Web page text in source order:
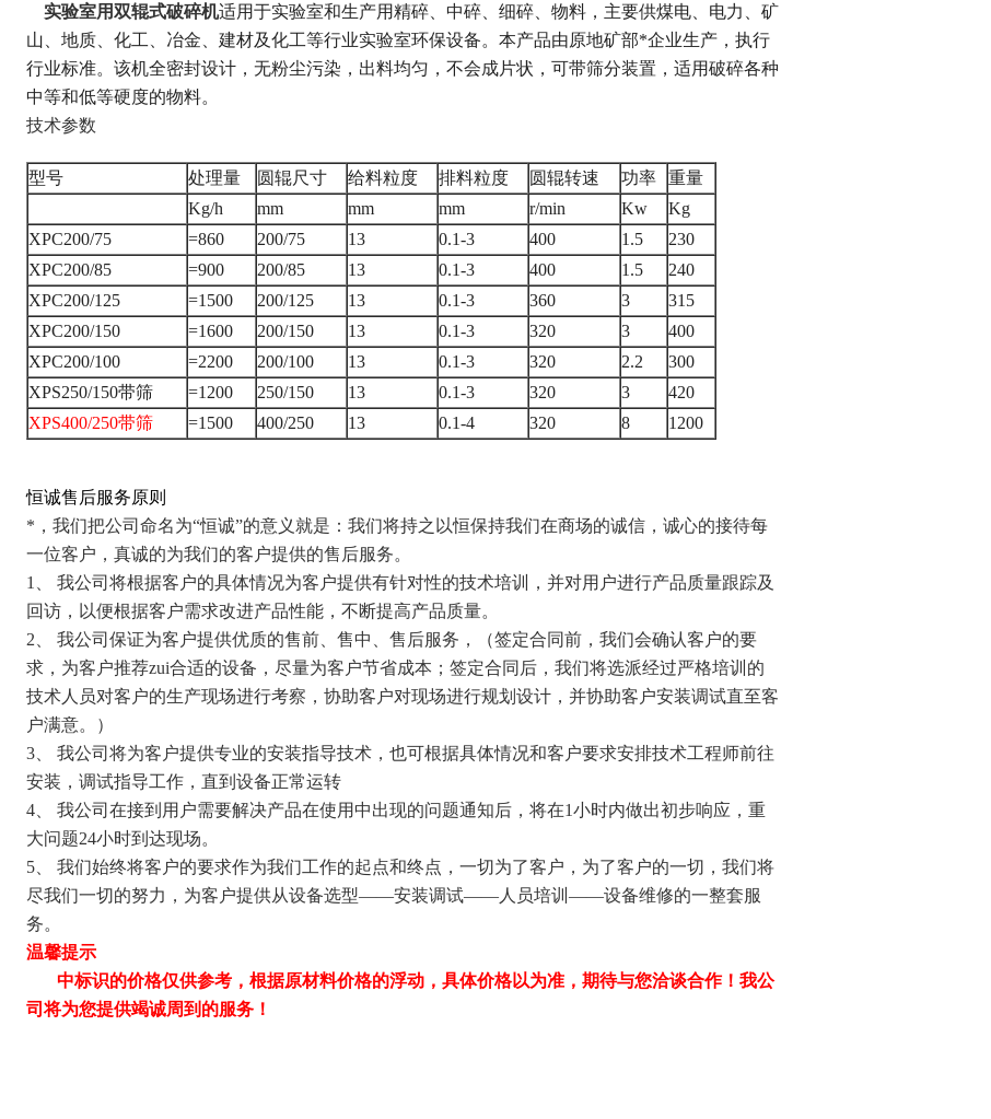
实验室用双辊式破碎机适用于实验室和生产用精碎、中碎、细碎、物料，主要供煤电、电力、矿
山、地质、化工、冶金、建材及化工等行业实验室环保设备。本产品由原地矿部*企业生产，执行
行业标准。该机全密封设计，无粉尘污染，出料均匀，不会成片状，可带筛分装置，适用破碎各种
中等和低等硬度的物料。
技术参数
型号 处理量 圆辊尺寸 给料粒度 排料粒度 圆辊转速 功率
重量
Kg/h
mm mm mm r/min Kw
Kg
XPC200/75
=860 200/75 13 0.1-3 400 1.5
230
XPC200/85
=900 200/85 13 0.1-3 400 1.5
240
XPC200/125
=1500 200/125 13 0.1-3 360 3
315
XPC200/150
=1600 200/150 13 0.1-3 320 3
400
XPC200/100
=2200 200/100 13 0.1-3 320 2.2
300
XPS250/150带筛 =1200 250/150 13 0.1-3 320 3
420
XPS400/250带筛 =1500 400/250 13 0.1-4 320 8 1200
恒诚售后服务原则
*，我们把公司命名为“恒诚”的意义就是：我们将持之以恒保持我们在商场的诚信，诚心的接待每
一位客户，真诚的为我们的客户提供的售后服务。
1、 我公司将根据客户的具体情况为客户提供有针对性的技术培训，并对用户进行产品质量跟踪及
回访，以便根据客户需求改进产品性能，不断提高产品质量。
2、 我公司保证为客户提供优质的售前、售中、售后服务，（签定合同前，我们会确认客户的要
求，为客户推荐zui合适的设备，尽量为客户节省成本；签定合同后，我们将选派经过严格培训的
技术人员对客户的生产现场进行考察，协助客户对现场进行规划设计，并协助客户安装调试直至客
户满意。）
3、 我公司将为客户提供专业的安装指导技术，也可根据具体情况和客户要求安排技术工程师前往
安装，调试指导工作，直到设备正常运转
4、 我公司在接到用户需要解决产品在使用中出现的问题通知后，将在1小时内做出初步响应，重
大问题24小时到达现场。
5、 我们始终将客户的要求作为我们工作的起点和终点，一切为了客户，为了客户的一切，我们将
尽我们一切的努力，为客户提供从设备选型——安装调试——人员培训——设备维修的一整套服
务。
温馨提示
中标识的价格仅供参考，根据原材料价格的浮动，具体价格以为准，期待与您洽谈合作！我公
司将为您提供竭诚周到的服务！